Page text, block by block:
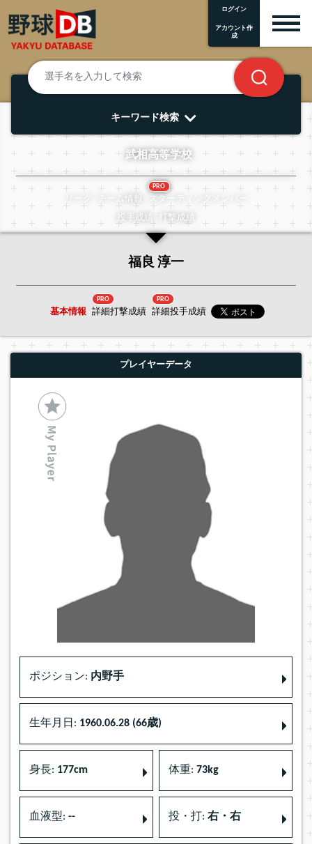
ログイン
アカウント作
成
キーワード検索
武相高等学校
チーム情報
PRO
スターティングメンバー
投手成績 打撃成績
福良 淳一
基本情報
PRO
詳細打撃成績
PRO
詳細投手成績
プレイヤーデータ
ポジション: 内野手
生年月日: 1960.06.28 (66歳)
身長: 177cm 体重: 73kg
血液型: -- 投・打: 右・右